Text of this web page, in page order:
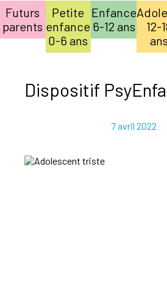
Futurs
parents
Petite
enfance
0-6 ans
Enfance
6-12 ans
12-
ans
Dispositif
7 avril 2022